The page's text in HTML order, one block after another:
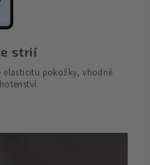
strií
elasticitu pokožky, vhodné